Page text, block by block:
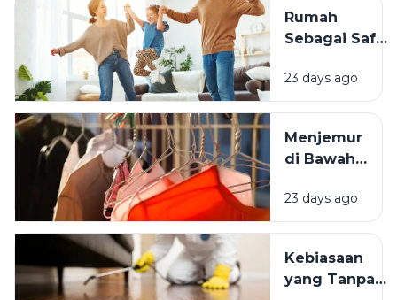
Terasa
Istimewa?
Rumah
Sebagai Safe
Mengapa
Lingkungan
Tinggal yang
Bersih
Kesejahteraan
Kita?
23 days ago
Menjemur
di Bawah
atau Di
Tempat
Mana yang
Lebih
23 days ago
Kebiasaan
yang Tanpa